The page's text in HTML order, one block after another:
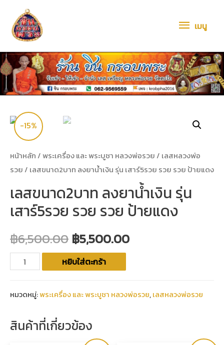
เมนู
-15%
หน้าหลัก /พระเครื่อง และ พระบูชา หลวงพ่อรวย / เลสหลวงพ่อ
รวย / เลสขนาด2บาท ลงยาน้ำเงิน รุ่น เสาร์5รวย รวย รวย ป้ายแดง
เลสขนาด2บาท ลงยาน้ำเงิน รุ่น
เสาร์5รวย รวย รวย ป้ายแดง
฿6,500.00 ฿5,500.00
หยิบใส่ตะกร้า
หมวดหมู่:พระเครื่อง และ พระบูชา หลวงพ่อรวย,เลสหลวงพ่อรวย
สินค้าที่เกี่ยวข้อง